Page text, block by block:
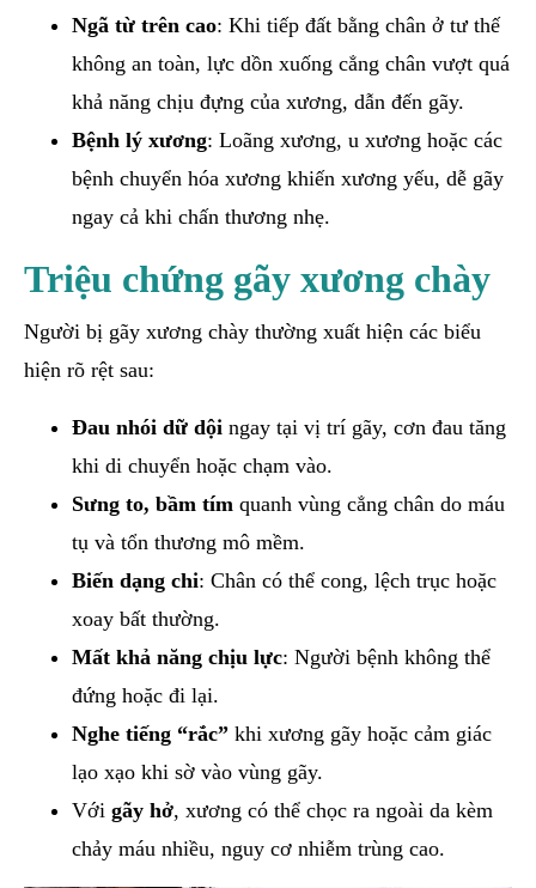
Ngã từ trên cao: Khi tiếp đất bằng chân ở tư thế
không an toàn, lực dồn xuống cẳng chân vượt quá
khả năng chịu đựng của xương, dẫn đến gãy.
Bệnh lý xương: Loãng xương, u xương hoặc các
bệnh chuyển hóa xương khiến xương yếu, dễ gãy
ngay cả khi chấn thương nhẹ.
Triệu chứng gãy xương chày
Người bị gãy xương chày thường xuất hiện các biểu
hiện rõ rệt sau:
Đau nhói dữ dội ngay tại vị trí gãy, cơn đau tăng
khi di chuyển hoặc chạm vào.
Sưng to, bầm tím quanh vùng cẳng chân do máu
tụ và tổn thương mô mềm.
Biến dạng chi: Chân có thể cong, lệch trục hoặc
xoay bất thường.
Mất khả năng chịu lực: Người bệnh không thể
đứng hoặc đi lại.
Nghe tiếng “rắc” khi xương gãy hoặc cảm giác
lạo xạo khi sờ vào vùng gãy.
Với gãy hở, xương có thể chọc ra ngoài da kèm
chảy máu nhiều, nguy cơ nhiễm trùng cao.